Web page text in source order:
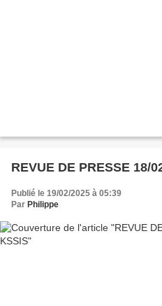
REVUE DE PRESSE 18/
Publié le 19/02/2025 à 05:39
Par Philippe